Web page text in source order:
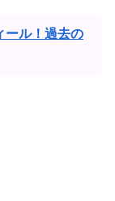
ール！過去の